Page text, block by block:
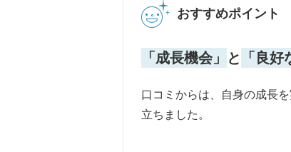
おすすめポイント
「成長機会」 と 「良好
口コミからは、自身の成長
立ちました。